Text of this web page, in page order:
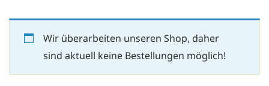
Wir überarbeiten unseren Shop, daher
sind aktuell keine Bestellungen möglich!